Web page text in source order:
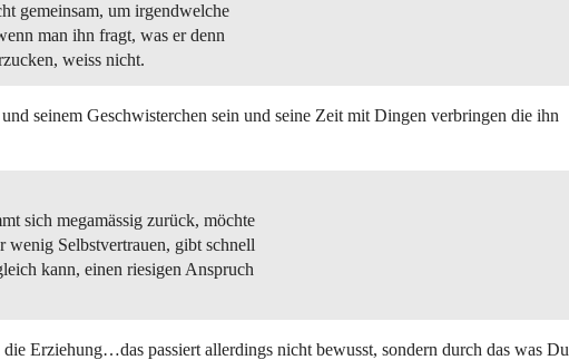
gemeinsam, um irgendwelche
man ihn fragt, was er denn
weiss nicht.
seinem Geschwisterchen sein und seine Zeit mit Dingen verbringen die ihn
sich megamässig zurück, möchte
wenig Selbstvertrauen, gibt schnell
kann, einen riesigen Anspruch
Erziehung…das passiert allerdings nicht bewusst, sondern durch das was Du